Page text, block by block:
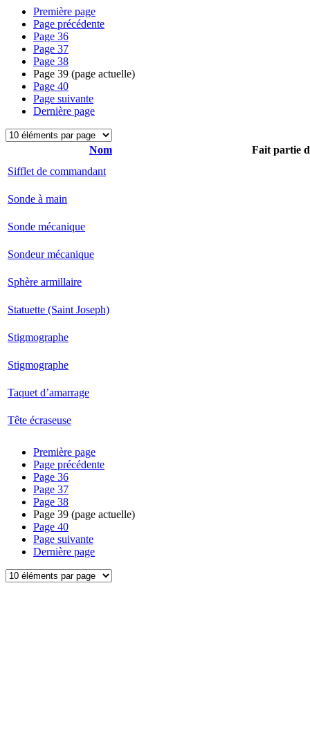
Première page
Page précédente
Page 36
Page 37
Page 38
Page 39 (page actuelle)
Page 40
Page suivante
Dernière page
Nom
Fait partie
Sifflet de commandant
Sonde à main
Sonde mécanique
Sondeur mécanique
Sphère armillaire
Statuette (Saint Joseph)
Stigmographe
Stigmographe
Taquet d’amarrage
Tête écraseuse
Première page
Page précédente
Page 36
Page 37
Page 38
Page 39 (page actuelle)
Page 40
Page suivante
Dernière page